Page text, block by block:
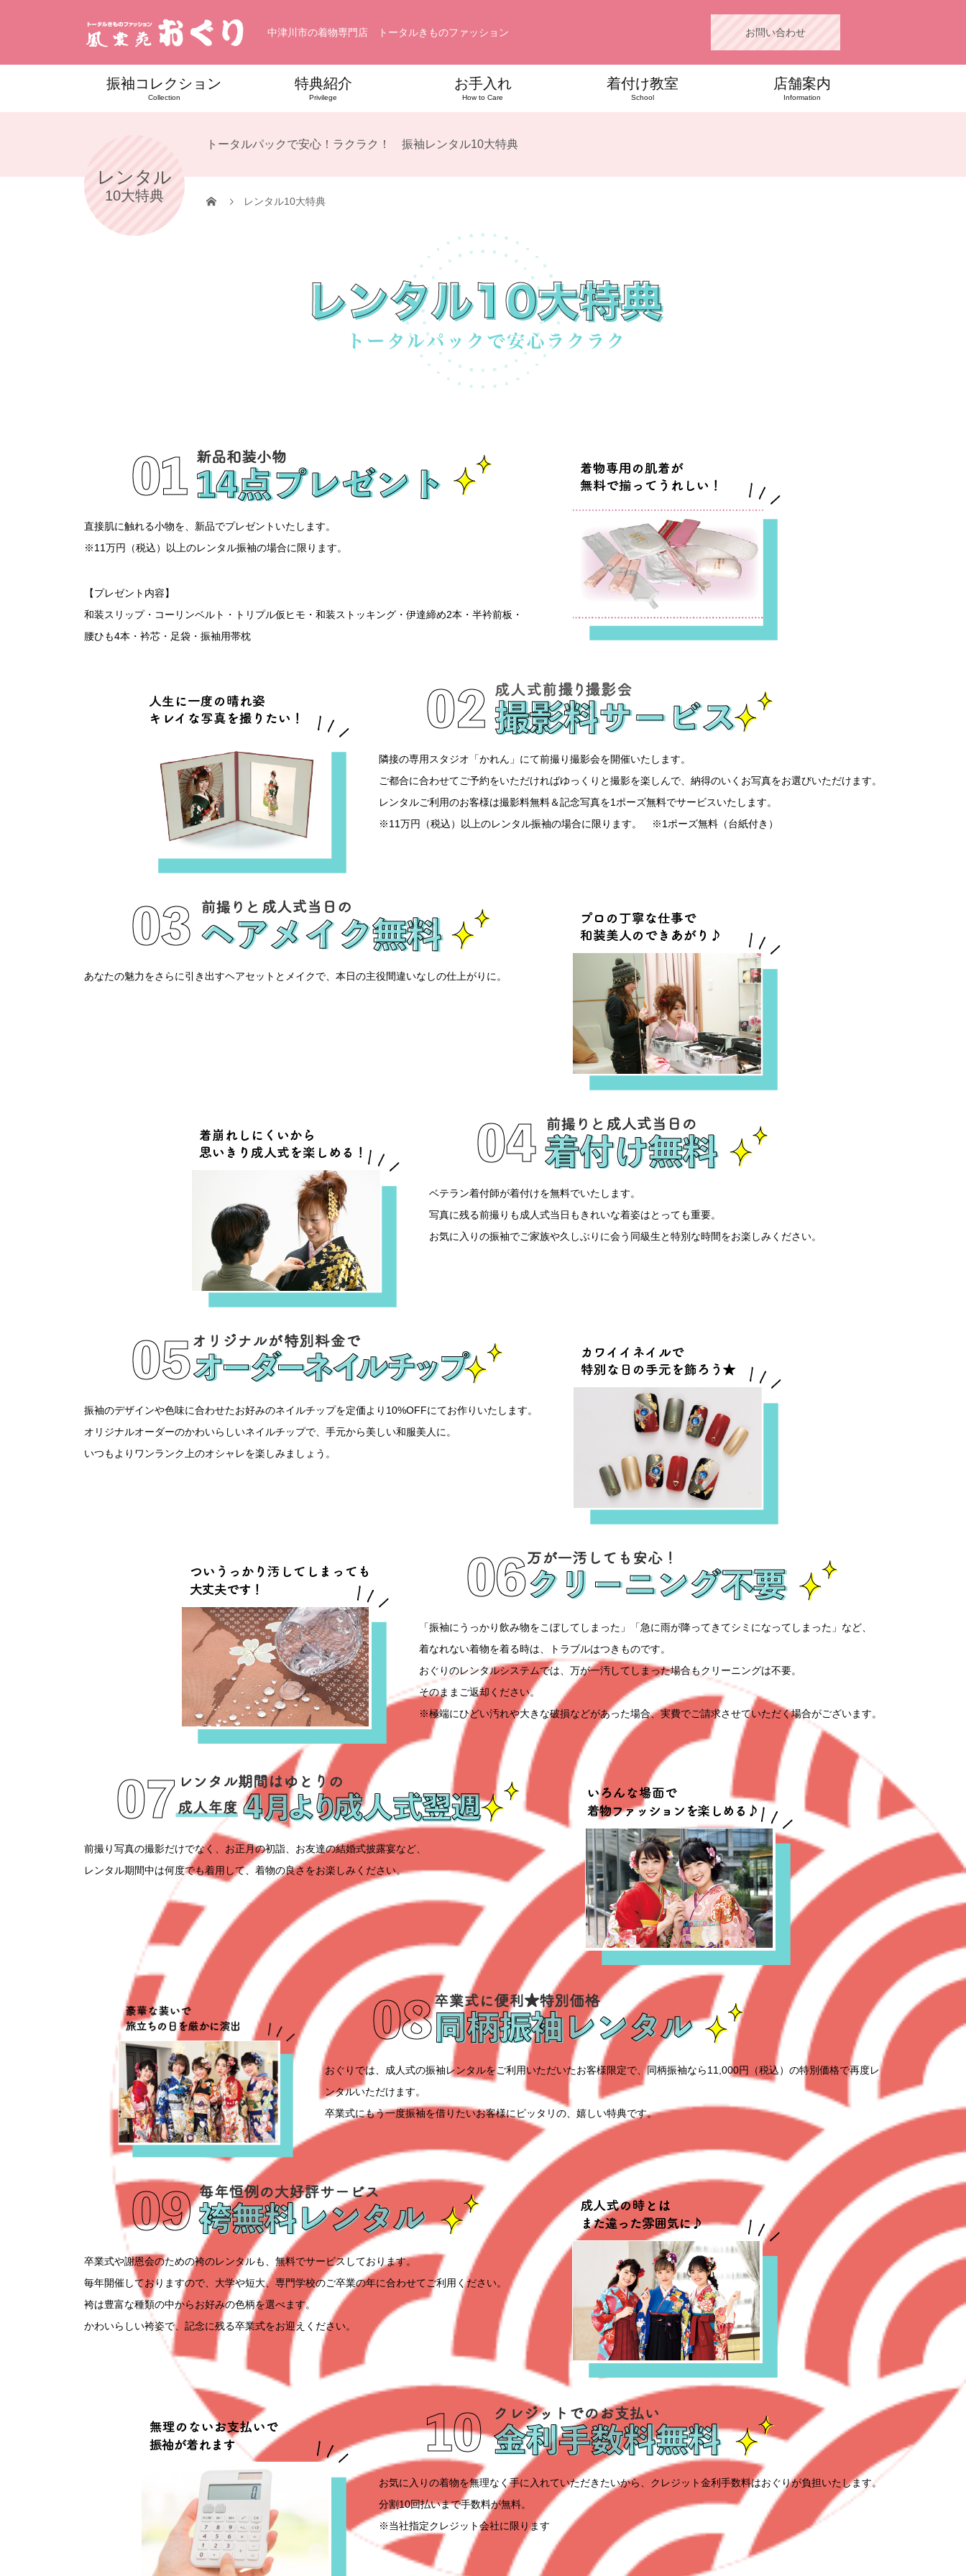
中津川市の着物専門店 トータルきものファッション お問い合わせ
振袖コレクション
Collection
特典紹介
Privilege
お手入れ
How to Care
着付け教室
School
店舗案内
Information
レンタル
10大特典
トータルパックで安心！ラクラク！ 振袖レンタル10大特典
レンタル10大特典
直接肌に触れる小物を、新品でプレゼントいたします。
※11万円（税込）以上のレンタル振袖の場合に限ります。
【プレゼント内容】
和装スリップ・コーリンベルト・トリプル仮ヒモ・和装ストッキング・伊達締め2本・半衿前板・
腰ひも4本・衿芯・足袋・振袖用帯枕
隣接の専用スタジオ「かれん」にて前撮り撮影会を開催いたします。
ご都合に合わせてご予約をいただければゆっくりと撮影を楽しんで、納得のいくお写真をお選びいただけます。
レンタルご利用のお客様は撮影料無料＆記念写真を1ポーズ無料でサービスいたします。
※11万円（税込）以上のレンタル振袖の場合に限ります。 ※1ポーズ無料（台紙付き）
あなたの魅力をさらに引き出すヘアセットとメイクで、本日の主役間違いなしの仕上がりに。
ベテラン着付師が着付けを無料でいたします。
写真に残る前撮りも成人式当日もきれいな着姿はとっても重要。
お気に入りの振袖でご家族や久しぶりに会う同級生と特別な時間をお楽しみください。
振袖のデザインや色味に合わせたお好みのネイルチップを定価より10%OFFにてお作りいたします。
オリジナルオーダーのかわいらしいネイルチップで、手元から美しい和服美人に。
いつもよりワンランク上のオシャレを楽しみましょう。
「振袖にうっかり飲み物をこぼしてしまった」「急に雨が降ってきてシミになってしまった」など、
着なれない着物を着る時は、トラブルはつきものです。
おぐりのレンタルシステムでは、万が一汚してしまった場合もクリーニングは不要。
そのままご返却ください。
※極端にひどい汚れや大きな破損などがあった場合、実費でご請求させていただく場合がございます。
前撮り写真の撮影だけでなく、お正月の初詣、お友達の結婚式披露宴など、
レンタル期間中は何度でも着用して、着物の良さをお楽しみください。
おぐりでは、成人式の振袖レンタルをご利用いただいたお客様限定で、同柄振袖なら11,000円（税込）の特別価格で再度レ
ンタルいただけます。
卒業式にもう一度振袖を借りたいお客様にピッタリの、嬉しい特典です。
卒業式や謝恩会のための袴のレンタルも、無料でサービスしております。
毎年開催しておりますので、大学や短大、専門学校のご卒業の年に合わせてご利用ください。
袴は豊富な種類の中からお好みの色柄を選べます。
かわいらしい袴姿で、記念に残る卒業式をお迎えください。
お気に入りの着物を無理なく手に入れていただきたいから、クレジット金利手数料はおぐりが負担いたします。
分割10回払いまで手数料が無料。
※当社指定クレジット会社に限ります